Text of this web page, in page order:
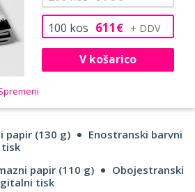
100 kos 611€
V košarico
papir (130 g)
Enostranski barvni
papir (110 g)
Obojestranski
tisk